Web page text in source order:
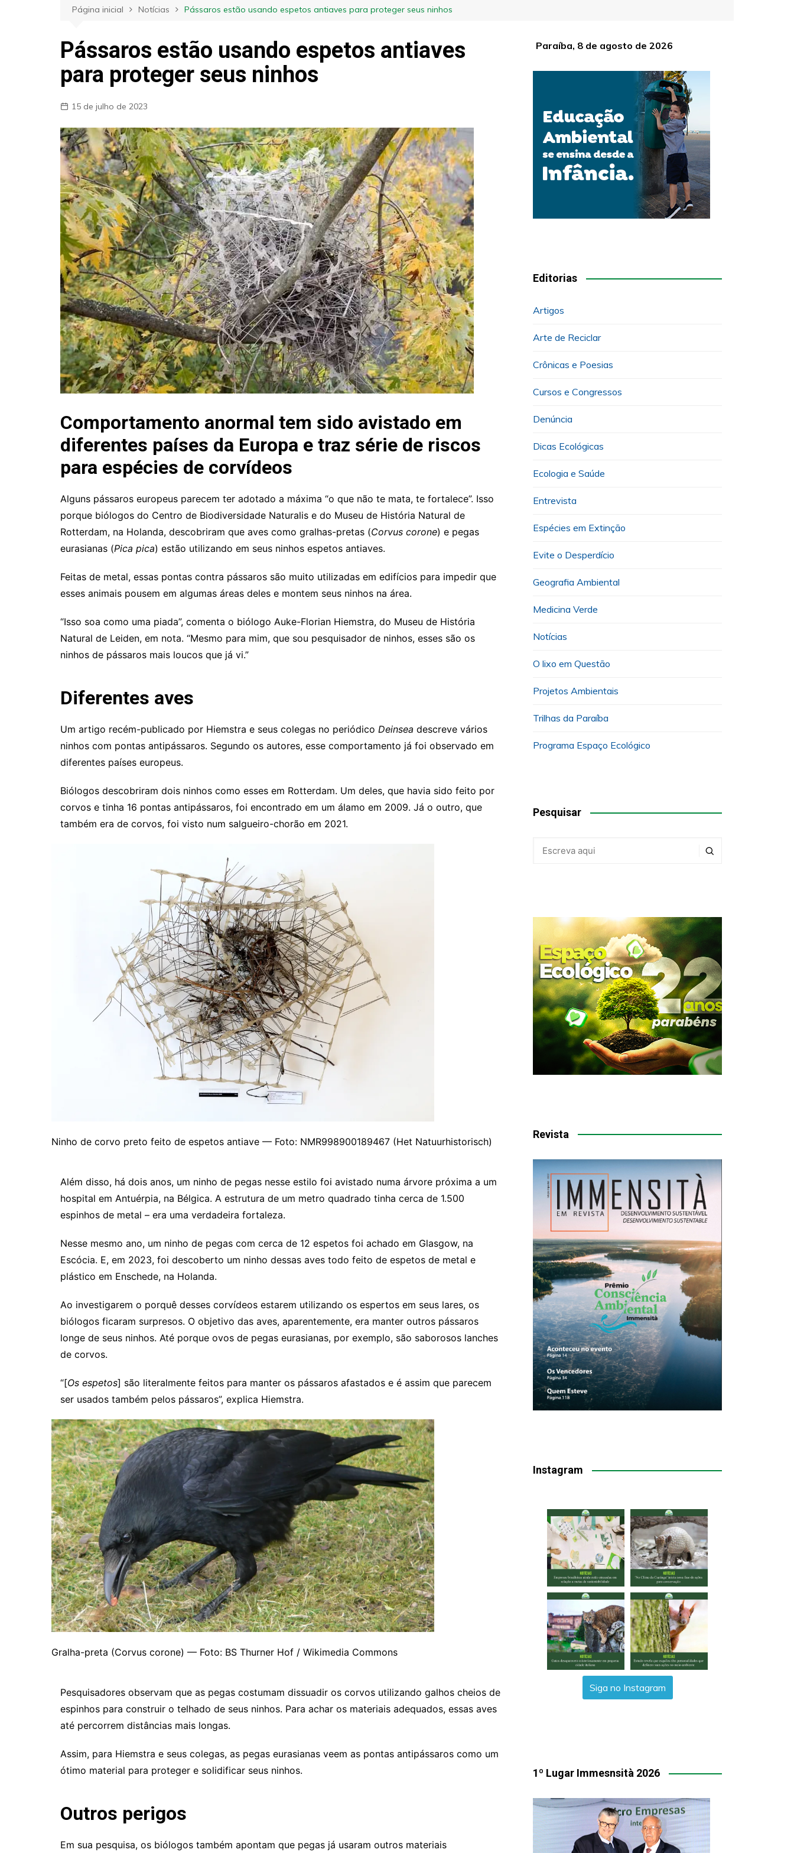
Página inicial Notícias Pássaros estão usando espetos antiaves para proteger seus ninhos
Pássaros estão usando espetos antiaves
para proteger seus ninhos
15 de julho de 2023
Comportamento anormal tem sido avistado em
diferentes países da Europa e traz série de riscos
para espécies de corvídeos
Alguns pássaros europeus parecem ter adotado a máxima “o que não te mata, te fortalece”. Isso
porque biólogos do Centro de Biodiversidade Naturalis e do Museu de História Natural de
Rotterdam, na Holanda, descobriram que aves como gralhas-pretas (Corvus corone) e pegas
eurasianas (Pica pica) estão utilizando em seus ninhos espetos antiaves.
Feitas de metal, essas pontas contra pássaros são muito utilizadas em edifícios para impedir que
esses animais pousem em algumas áreas deles e montem seus ninhos na área.
“Isso soa como uma piada”, comenta o biólogo Auke-Florian Hiemstra, do Museu de História
Natural de Leiden, em nota. “Mesmo para mim, que sou pesquisador de ninhos, esses são os
ninhos de pássaros mais loucos que já vi.”
Diferentes aves
Um artigo recém-publicado por Hiemstra e seus colegas no periódico Deinsea descreve vários
ninhos com pontas antipássaros. Segundo os autores, esse comportamento já foi observado em
diferentes países europeus.
Biólogos descobriram dois ninhos como esses em Rotterdam. Um deles, que havia sido feito por
corvos e tinha 16 pontas antipássaros, foi encontrado em um álamo em 2009. Já o outro, que
também era de corvos, foi visto num salgueiro-chorão em 2021.
Ninho de corvo preto feito de espetos antiave — Foto: NMR998900189467 (Het Natuurhistorisch)
Além disso, há dois anos, um ninho de pegas nesse estilo foi avistado numa árvore próxima a um
hospital em Antuérpia, na Bélgica. A estrutura de um metro quadrado tinha cerca de 1.500
espinhos de metal – era uma verdadeira fortaleza.
Nesse mesmo ano, um ninho de pegas com cerca de 12 espetos foi achado em Glasgow, na
Escócia. E, em 2023, foi descoberto um ninho dessas aves todo feito de espetos de metal e
plástico em Enschede, na Holanda.
Ao investigarem o porquê desses corvídeos estarem utilizando os espertos em seus lares, os
biólogos ficaram surpresos. O objetivo das aves, aparentemente, era manter outros pássaros
longe de seus ninhos. Até porque ovos de pegas eurasianas, por exemplo, são saborosos lanches
de corvos.
“[Os espetos] são literalmente feitos para manter os pássaros afastados e é assim que parecem
ser usados ​​também pelos pássaros”, explica Hiemstra.
Gralha-preta (Corvus corone) — Foto: BS Thurner Hof / Wikimedia Commons
Pesquisadores observam que as pegas costumam dissuadir os corvos utilizando galhos cheios de
espinhos para construir o telhado de seus ninhos. Para achar os materiais adequados, essas aves
até percorrem distâncias mais longas.
Assim, para Hiemstra e seus colegas, as pegas eurasianas veem as pontas antipássaros como um
ótimo material para proteger e solidificar seus ninhos.
Outros perigos
Em sua pesquisa, os biólogos também apontam que pegas já usaram outros materiais
Paraíba, 8 de agosto de 2026
Editorias
Artigos
Arte de Reciclar
Crônicas e Poesias
Cursos e Congressos
Denúncia
Dicas Ecológicas
Ecologia e Saúde
Entrevista
Espécies em Extinção
Evite o Desperdício
Geografia Ambiental
Medicina Verde
Notícias
O lixo em Questão
Projetos Ambientais
Trilhas da Paraíba
Programa Espaço Ecológico
Pesquisar
Revista
Instagram
Siga no Instagram
1º Lugar Immesnsità 2026